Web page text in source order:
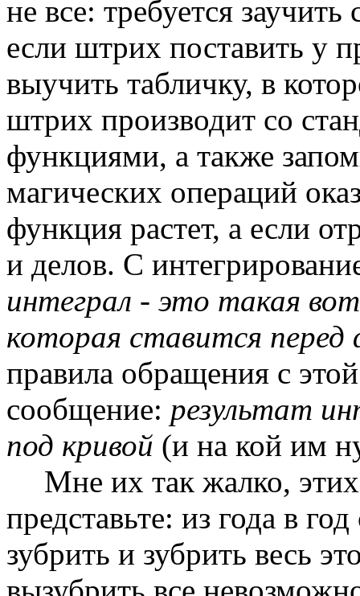
не все: требуется
если штрих поставить у
выучить табличку, в
штрих производит со
функциями, а также
магических операций
функция растет, а если
и делов. С
интеграл - это такая
которая ставится перед
правила обращения с
сообщение: результат
под кривой (и на кой им
Мне их так жалко,
представьте: из года в
зубрить и зубрить весь